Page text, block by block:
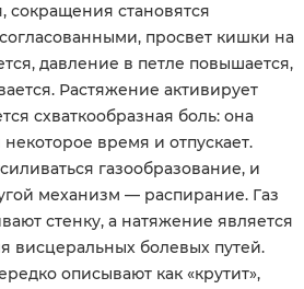
сокращения становятся
просвет кишки на
давление в петле повышается,
Растяжение активирует
схваткообразная боль: она
время и отпускает.
газообразование, и
механизм — распирание. Газ
стенку, а натяжение является
висцеральных болевых путей.
описывают как «крутит»,